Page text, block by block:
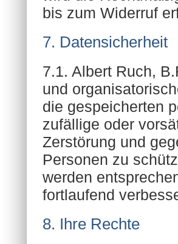
bis zum Widerruf
7. Datensicherheit
7.1. Albert Ruch,
und
die gespeicherten
zufällige oder
Zerstörung und
Personen zu
werden
fortlaufend
8. Ihre Rechte